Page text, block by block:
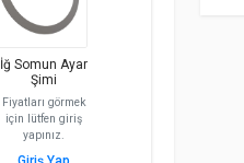
İğ Somun Ayar
Şimi
Fiyatları görmek
için lütfen giriş
yapınız.